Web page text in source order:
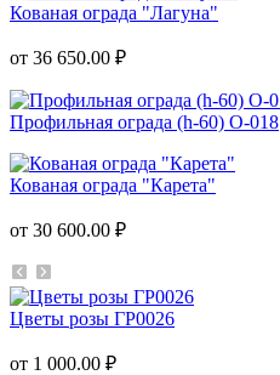
Кованая ограда "Лагуна"
от 36 650.00 ₽
Профильная ограда (h-60) О-018
Кованая ограда "Карета"
от 30 600.00 ₽
Цветы розы ГР0026
от 1 000.00 ₽